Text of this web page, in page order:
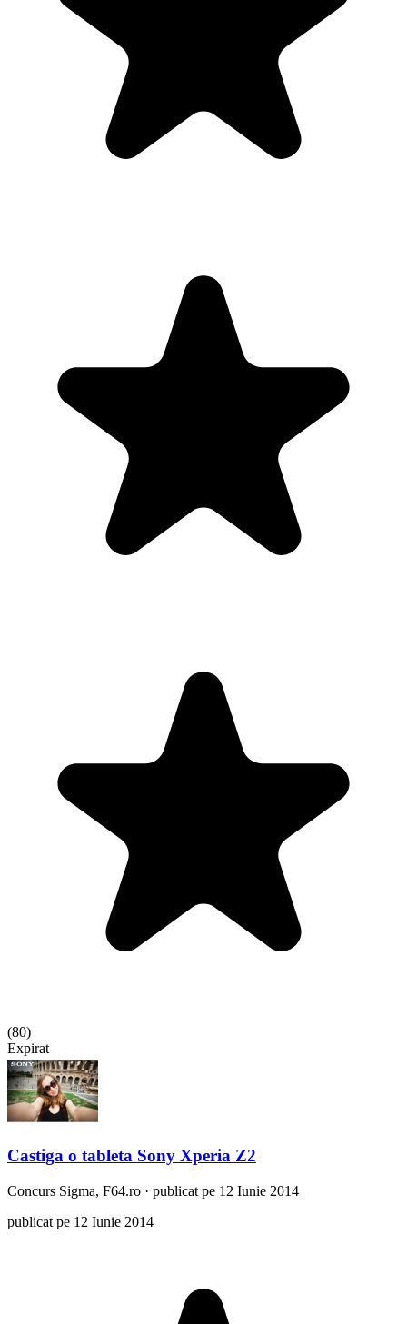
(80)
Expirat
Castiga o tableta Sony Xperia Z2
Concurs Sigma, F64.ro · publicat pe 12 Iunie 2014
publicat pe 12 Iunie 2014